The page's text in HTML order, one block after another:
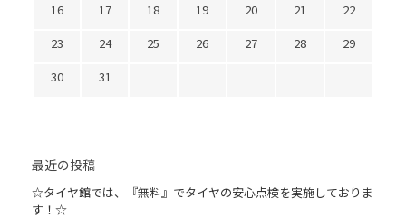
16
17 18 19 20 21
22
23
24 25 26 27 28
29
30
31
最近の投稿
☆タイヤ館では、『無料』でタイヤの安心点検を実施しておりま
す！☆